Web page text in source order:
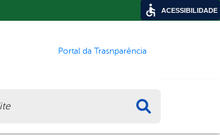
Portal da Trasnparência
ACESSIBILIDADE